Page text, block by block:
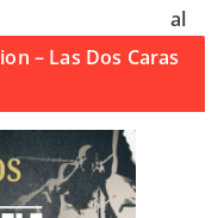
al
– Las Dos Caras